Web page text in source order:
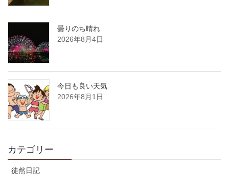
曇りのち晴れ
2026年8月4日
今日も良い天気
2026年8月1日
カテゴリー
徒然日記